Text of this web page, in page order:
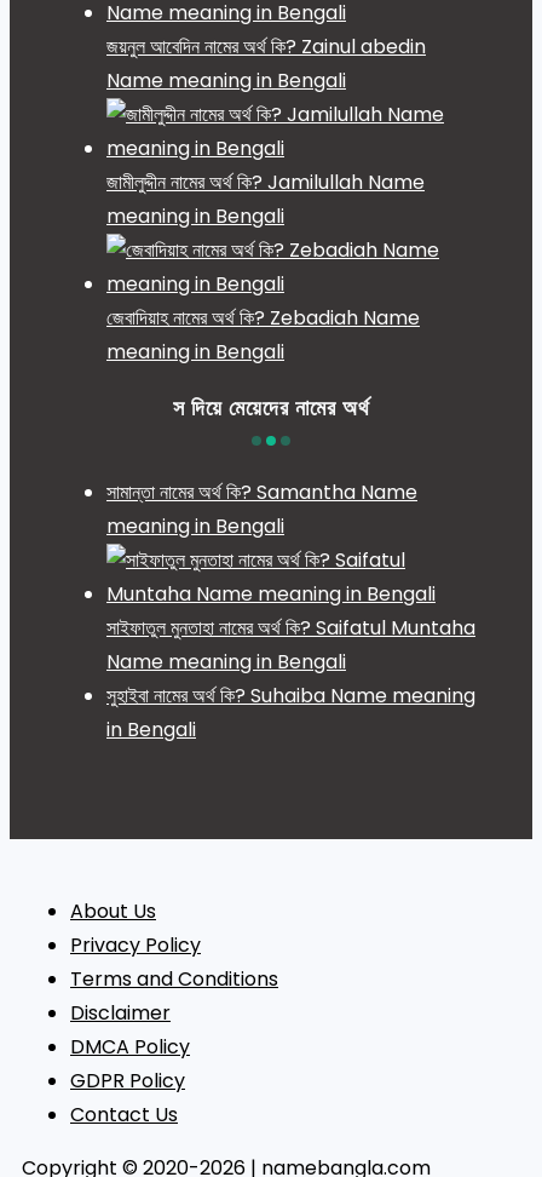
জয়নুল আবেদিন নামের অর্থ কি? Zainul abedin
Name meaning in Bengali
জামীলুদ্দীন নামের অর্থ কি? Jamilullah Name
meaning in Bengali
জেবাদিয়াহ নামের অর্থ কি? Zebadiah Name
meaning in Bengali
স দিয়ে মেয়েদের নামের অর্থ
সামান্তা নামের অর্থ কি? Samantha Name
meaning in Bengali
সাইফাতুল মুনতাহা নামের অর্থ কি? Saifatul Muntaha
Name meaning in Bengali
সুহাইবা নামের অর্থ কি? Suhaiba Name meaning
in Bengali
About Us
Privacy Policy
Terms and Conditions
Disclaimer
DMCA Policy
GDPR Policy
Contact Us
Copyright © 2020-2026 | namebangla.com